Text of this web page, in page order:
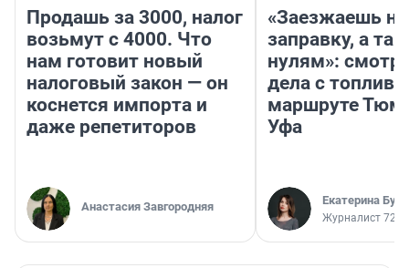
Продашь за 3000, налог
возьмут с 4000. Что
нам готовит новый
налоговый закон — он
коснется импорта и
даже репетиторов
Анастасия Завгородняя
«Заезжаешь на
заправку, а
нулям»:
дела с
маршруте
Уфа
Екатерина
Журналист